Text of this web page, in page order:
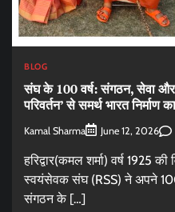
BLOG
संघ के 100 वर्ष: संगठन, सेवा और
परिवर्तन’ से समर्थ भारत निर्माण
Kamal Sharma June 12, 2026
हरिद्वार(कमल शर्मा) वर्ष 1925
स्वयंसेवक संघ (RSS) ने अपने
संगठन के […]